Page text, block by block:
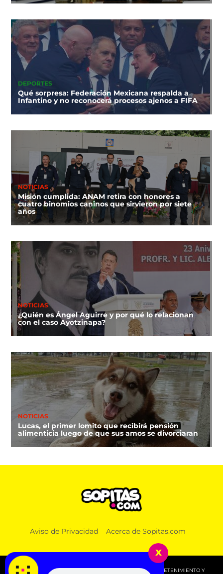
DEPORTES
Qué sorpresa: Federación Mexicana respalda a
Infantino y no reconocerá procesos ajenos a FIFA
NOTICIAS
Misión cumplida: ANAM retira con honores a
cuatro binomios caninos que sirvieron por siete
años
NOTICIAS
¿Quién es Ángel Aguirre y por qué lo relacionan
con el caso Ayotzinapa?
NOTICIAS
Lucas, el primer lomito que recibirá pensión
alimenticia luego de que sus amos se divorciaran
Aviso de Privacidad Acerca de Sopitas.com
© 2026 SOPITAS.COM - MÚSICA, NOTICIAS, DEPORTES, ENTRETENIMIENTO Y
x